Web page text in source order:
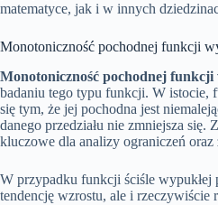
matematyce, jak i w innych
Monotoniczność pochodnej funkcji
Monotoniczność pochodnej funkcji
badaniu tego typu funkcji. W istocie,
się tym, że jej pochodna jest
danego przedziału nie zmniejsza się.
kluczowe dla analizy ograniczeń
W przypadku funkcji ściśle
tendencję wzrostu, ale i